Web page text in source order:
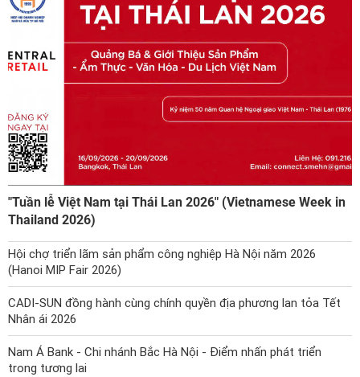
"Tuần lễ Việt Nam tại Thái Lan 2026" (Vietnamese Week in
Thailand 2026)
Hội chợ triển lãm sản phẩm công nghiệp Hà Nội năm 2026
(Hanoi MIP Fair 2026)
CADI-SUN đồng hành cùng chính quyền địa phương lan tỏa Tết
Nhân ái 2026
Nam Á Bank - Chi nhánh Bắc Hà Nội - Điểm nhấn phát triển
trong tương lai